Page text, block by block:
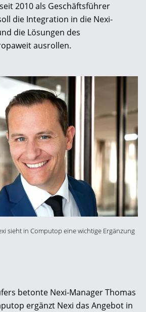
2010 als Geschäftsführer
die Integration in die Nexi-
die Lösungen des
ausrollen.
sieht in Computop eine wichtige Ergänzung
betonte Nexi-Manager Thomas
ergänzt Nexi das Angebot in